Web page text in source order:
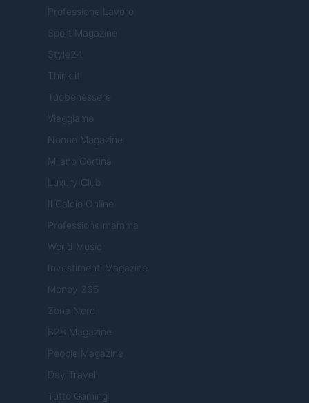
Professione Lavoro
Sport Magazine
Style24
Think.it
Tuobenessere
Viaggiamo
Nonne Magazine
Milano Cortina
Luxury Club
Il Calcio Online
Professione mamma
World Music
Investimenti Magazine
Money 365
Zona Nerd
B2B Magazine
People Magazine
Day Travel
Tutto Gaming